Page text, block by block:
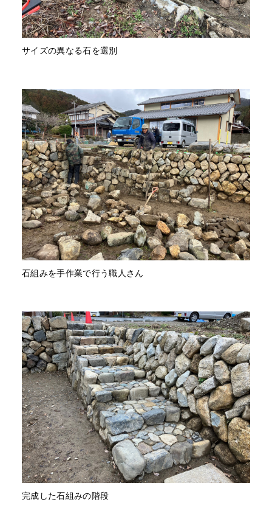
サイズの異なる石を選別
石組みを手作業で行う職人さん
完成した石組みの階段